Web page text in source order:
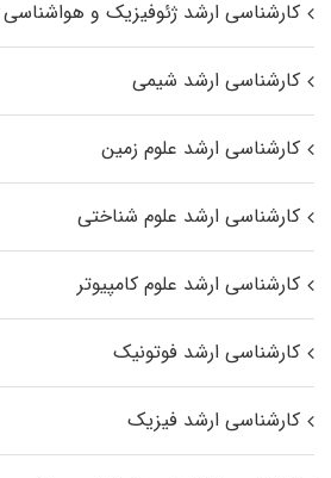
کارشناسی ارشد ژئوفیزیک و هواشناسی
کارشناسی ارشد شیمی
کارشناسی ارشد علوم زمین
کارشناسی ارشد علوم شناختی
کارشناسی ارشد علوم کامپیوتر
کارشناسی ارشد فوتونیک
کارشناسی ارشد فیزیک